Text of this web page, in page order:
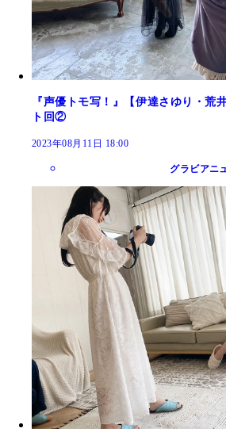
『声優トモ写！』【伊達さゆり・荒
ト回②
2023年08月11日 18:00
グラビアニ